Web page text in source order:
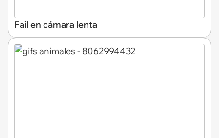
Fail en cámara lenta